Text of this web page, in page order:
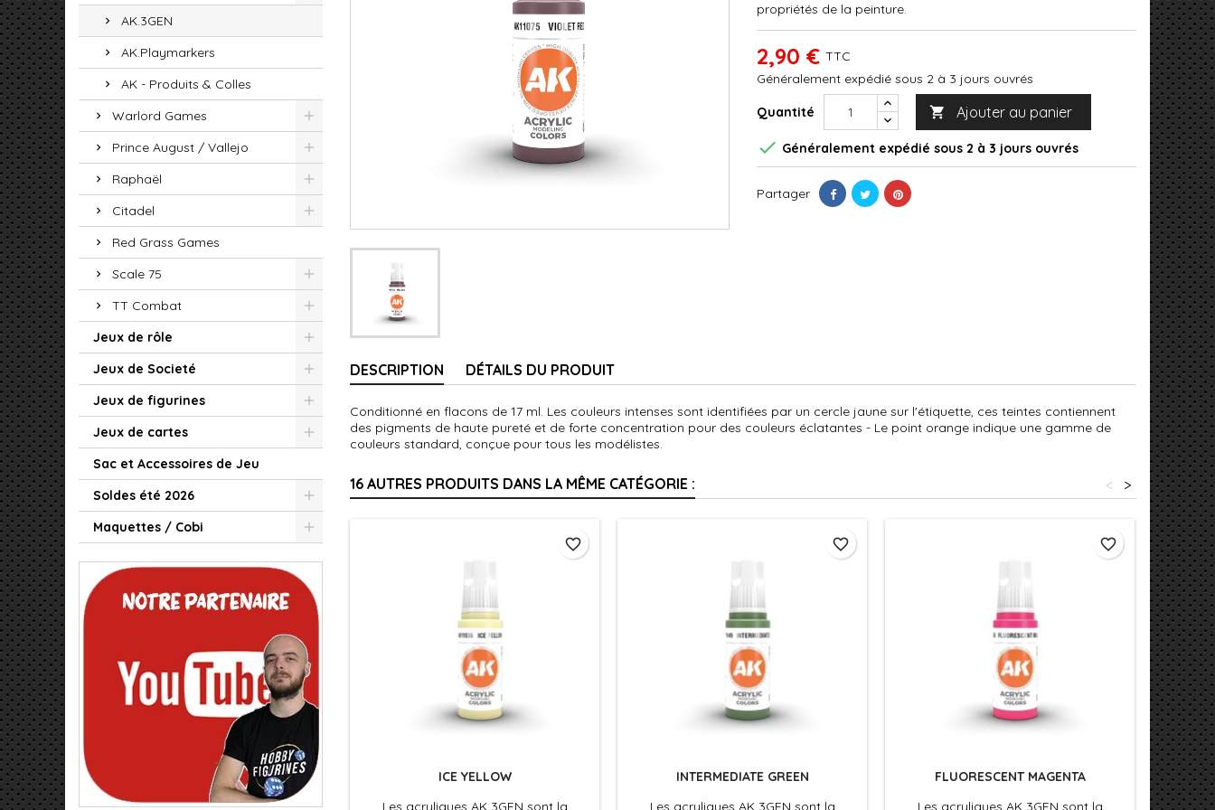
AK.3GEN
AK.Playmarkers
AK - Produits & Colles
Warlord Games
Prince August / Vallejo
Raphaël
Citadel
Red Grass Games
Scale 75
TT Combat
Jeux de rôle
Jeux de Societé
Jeux de figurines
Jeux de cartes
Sac et Accessoires de Jeu
Soldes été 2026
Maquettes / Cobi
propriétés de la peinture.
2,90 € TTC
Généralement expédié sous 2 à 3 jours ouvrés
Quantité  Ajouter au panier
 Généralement expédié sous 2 à 3 jours ouvrés
Partager
DESCRIPTION DÉTAILS DU PRODUIT
Conditionné en flacons de 17 ml. Les couleurs intenses sont identifiées par un cercle jaune sur l'étiquette, ces teintes contiennent
des pigments de haute pureté et de forte concentration pour des couleurs éclatantes - Le point orange indique une gamme de
couleurs standard, conçue pour tous les modélistes.
16 AUTRES PRODUITS DANS LA MÊME CATÉGORIE : >
<
ICE YELLOW
Les acryliques AK 3GEN sont la
favorite_border
INTERMEDIATE GREEN
Les acryliques AK 3GEN sont la
favorite_border
FLUORESCENT MAGENTA
Les acryliques AK 3GEN sont la
favorite_border
Les